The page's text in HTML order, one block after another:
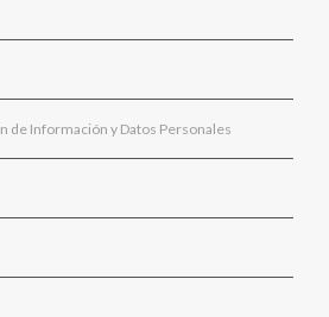
de Información y Datos Personales